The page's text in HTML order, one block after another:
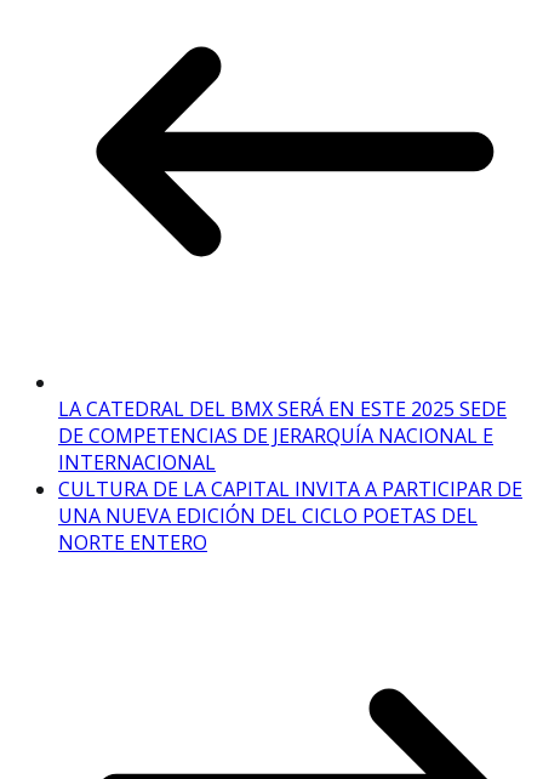
LA CATEDRAL DEL BMX SERÁ EN ESTE 2025 SEDE
DE COMPETENCIAS DE JERARQUÍA NACIONAL E
INTERNACIONAL
CULTURA DE LA CAPITAL INVITA A PARTICIPAR DE
UNA NUEVA EDICIÓN DEL CICLO POETAS DEL
NORTE ENTERO